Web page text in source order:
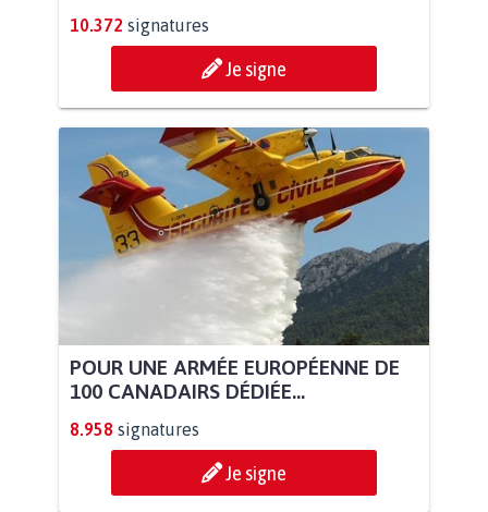
10.372 signatures
Je signe
POUR UNE ARMÉE EUROPÉENNE DE
100 CANADAIRS DÉDIÉE...
8.958 signatures
Je signe